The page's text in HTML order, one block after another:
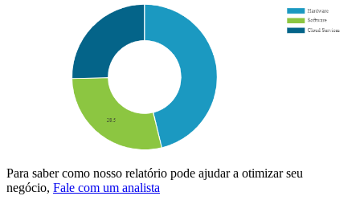
Para saber como nosso relatório pode ajudar a otimizar seu
negócio, Fale com um analista